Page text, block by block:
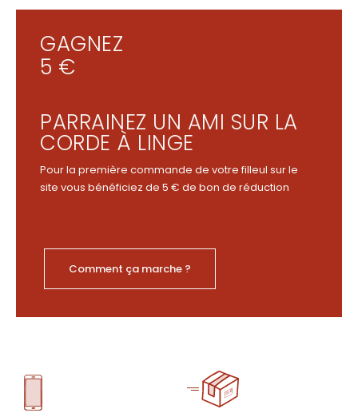
GAGNEZ
5 €
PARRAINEZ UN AMI SUR LA
CORDE À LINGE
Pour la première commande de votre filleul sur le
site vous bénéficiez de 5 € de bon de réduction
Comment ça marche ?